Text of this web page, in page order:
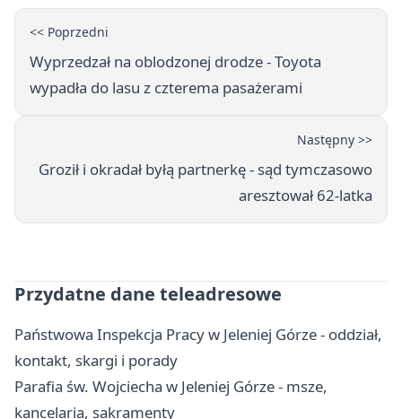
<< Poprzedni
Wyprzedzał na oblodzonej drodze - Toyota
wypadła do lasu z czterema pasażerami
Następny >>
Groził i okradał byłą partnerkę - sąd tymczasowo
aresztował 62-latka
Przydatne dane teleadresowe
Państwowa Inspekcja Pracy w Jeleniej Górze - oddział,
kontakt, skargi i porady
Parafia św. Wojciecha w Jeleniej Górze - msze,
kancelaria, sakramenty